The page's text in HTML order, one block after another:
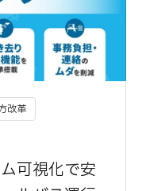
改革
可視化で安